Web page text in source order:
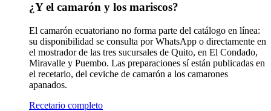
¿Y el camarón y los mariscos?
El camarón ecuatoriano no forma parte del catálogo en línea:
su disponibilidad se consulta por WhatsApp o directamente en
el mostrador de las tres sucursales de Quito, en El Condado,
Miravalle y Puembo. Las preparaciones sí están publicadas en
el recetario, del ceviche de camarón a los camarones
apanados.
Recetario completo